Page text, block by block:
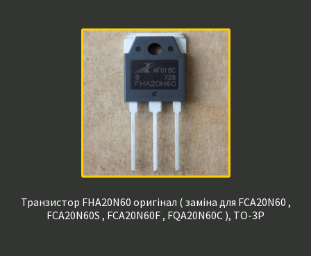
Транзистор FHA20N60 оригінал ( заміна для FCA20N60 ,
FCA20N60S , FCA20N60F , FQA20N60C ), TO-3P